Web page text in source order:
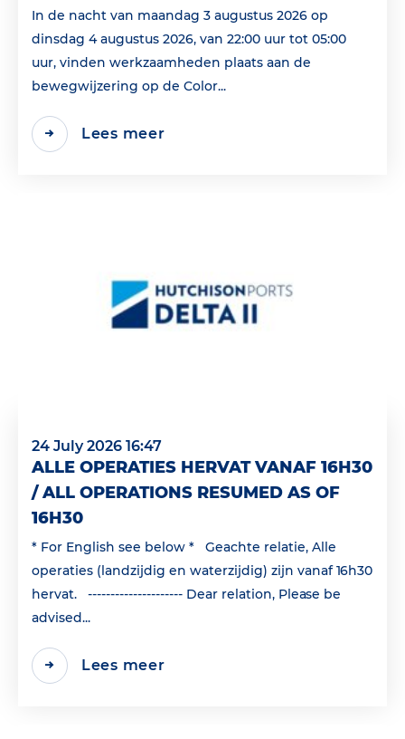
In de nacht van maandag 3 augustus 2026 op
dinsdag 4 augustus 2026, van 22:00 uur tot 05:00
uur, vinden werkzaamheden plaats aan de
bewegwijzering op de Color...
Lees meer
24 July 2026 16:47
ALLE OPERATIES HERVAT VANAF 16H30
/ ALL OPERATIONS RESUMED AS OF
16H30
* For English see below * Geachte relatie, Alle
operaties (landzijdig en waterzijdig) zijn vanaf 16h30
hervat. --------------------- Dear relation, Please be
advised...
Lees meer